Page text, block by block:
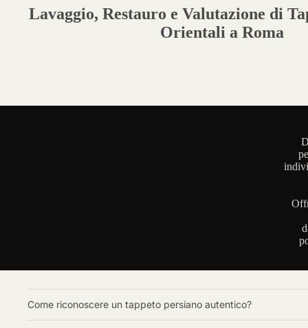
Lavaggio, Restauro e Valutazione di
Orientali a Roma
Come riconoscere un tappeto persiano autentico?